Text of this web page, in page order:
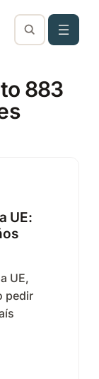
883
UE:
UE,
pedir